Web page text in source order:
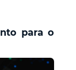
para o